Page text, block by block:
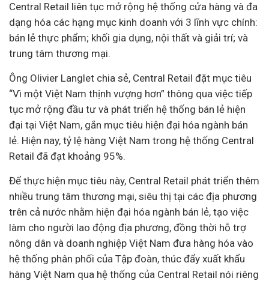
Central Retail liên tục mở rộng hệ thống cửa hàng và đa
dạng hóa các hạng mục kinh doanh với 3 lĩnh vực chính:
bán lẻ thực phẩm; khối gia dụng, nội thất và giải trí; và
trung tâm thương mại.
Ông Olivier Langlet chia sẻ, Central Retail đặt mục tiêu
“Vì một Việt Nam thịnh vượng hơn” thông qua việc tiếp
tục mở rộng đầu tư và phát triển hệ thống bán lẻ hiện
đại tại Việt Nam, gắn mục tiêu hiện đại hóa ngành bán
lẻ. Hiện nay, tỷ lệ hàng Việt Nam trong hệ thống Central
Retail đã đạt khoảng 95%.
Để thực hiện mục tiêu này, Central Retail phát triển thêm
nhiều trung tâm thương mại, siêu thị tại các địa phương
trên cả nước nhằm hiện đại hóa ngành bán lẻ, tạo việc
làm cho người lao động địa phương, đồng thời hỗ trợ
nông dân và doanh nghiệp Việt Nam đưa hàng hóa vào
hệ thống phân phối của Tập đoàn, thúc đẩy xuất khẩu
hàng Việt Nam qua hệ thống của Central Retail nói riêng